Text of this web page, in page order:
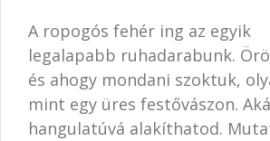
A ropogós fehér ing az egyik
legalapabb ruhadarabunk.
és ahogy mondani szoktuk,
mint egy üres festővászon.
hangulatúvá alakíthatod.